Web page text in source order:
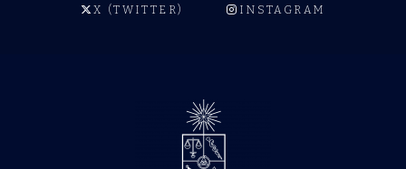
X (TWITTER) INSTAGRAM